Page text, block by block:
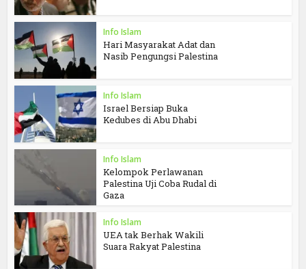
Info Islam
Hari Masyarakat Adat dan
Nasib Pengungsi Palestina
Info Islam
Israel Bersiap Buka
Kedubes di Abu Dhabi
Info Islam
Kelompok Perlawanan
Palestina Uji Coba Rudal di
Gaza
Info Islam
UEA tak Berhak Wakili
Suara Rakyat Palestina